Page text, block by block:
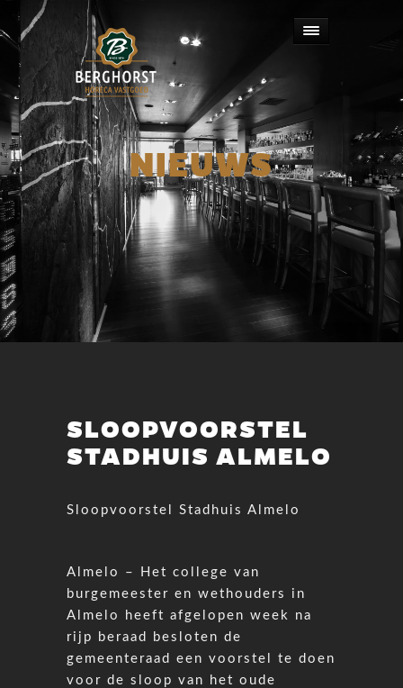
NIEUWS
SLOOPVOORSTEL
STADHUIS ALMELO
Sloopvoorstel Stadhuis Almelo
Almelo – Het college van
burgemeester en wethouders in
Almelo heeft afgelopen week na
rijp beraad besloten de
gemeenteraad een voorstel te doen
voor de sloop van het oude